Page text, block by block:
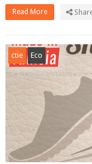
Read More
ctie Eco